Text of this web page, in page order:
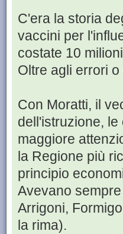
C'era la storia
vaccini per
costate 10
Oltre agli errori
Con Moratti, il
dell'istruzione,
maggiore
la Regione più
principio
Avevano
Arrigoni,
la rima).